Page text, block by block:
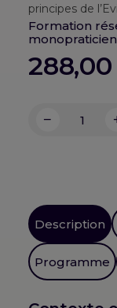
principes de
Formation
288,00
quantité
lecture
labiale
auprès
de
−
Description
Programme